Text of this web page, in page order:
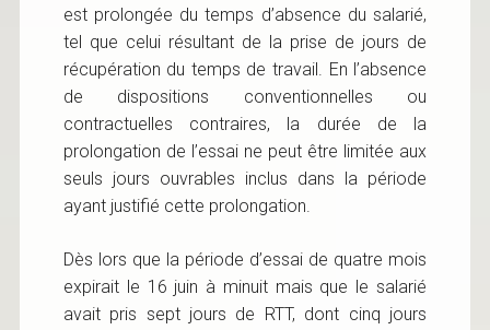
est prolongée du temps d’absence du salarié,
tel que celui résultant de la prise de jours de
récupération du temps de travail. En l’absence
de dispositions conventionnelles ou
contractuelles contraires, la durée de la
prolongation de l’essai ne peut être limitée aux
seuls jours ouvrables inclus dans la période
ayant justifié cette prolongation.
Dès lors que la période d’essai de quatre mois
expirait le 16 juin à minuit mais que le salarié
avait pris sept jours de RTT, dont cinq jours